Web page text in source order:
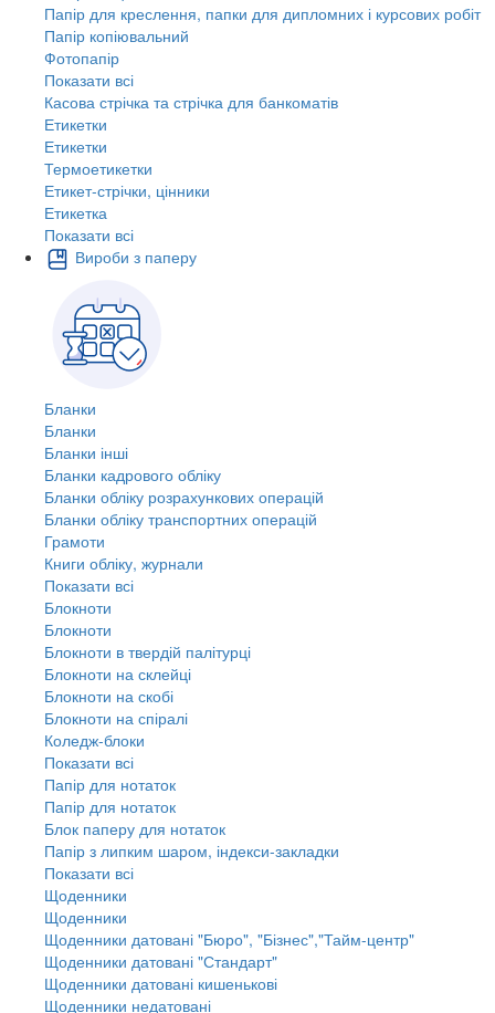
Папір для креслення, папки для дипломних і курсових робіт
Папір копіювальний
Фотопапір
Показати всі
Касова стрічка та стрічка для банкоматів
Етикетки
Етикетки
Термоетикетки
Етикет-стрічки, цінники
Етикетка
Показати всі
Вироби з паперу
Бланки
Бланки
Бланки інші
Бланки кадрового обліку
Бланки обліку розрахункових операцій
Бланки обліку транспортних операцій
Грамоти
Книги обліку, журнали
Показати всі
Блокноти
Блокноти
Блокноти в твердій палітурці
Блокноти на склейці
Блокноти на скобі
Блокноти на спіралі
Коледж-блоки
Показати всі
Папір для нотаток
Папір для нотаток
Блок паперу для нотаток
Папір з липким шаром, індекси-закладки
Показати всі
Щоденники
Щоденники
Щоденники датовані "Бюро", "Бізнес","Тайм-центр"
Щоденники датовані "Стандарт"
Щоденники датовані кишенькові
Щоденники недатовані